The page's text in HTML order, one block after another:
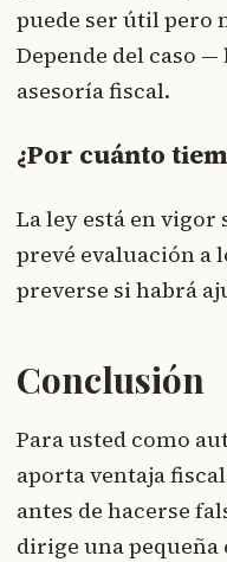
puede ser útil pero
Depende del caso
asesoría fiscal.
¿Por cuánto
La ley está en
prevé evaluación a
preverse si habrá
Conclusión
Para usted como
aporta ventaja
antes de hacerse
dirige una pequeña